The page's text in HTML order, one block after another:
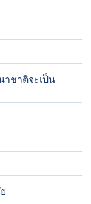
าชาติจะเป็น